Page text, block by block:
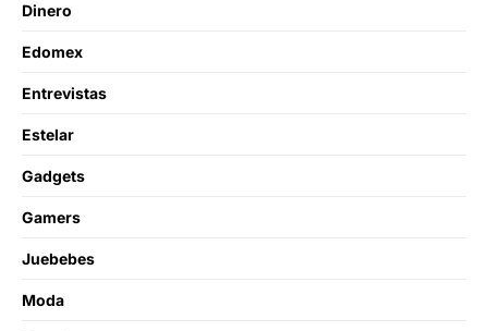
Dinero
Edomex
Entrevistas
Estelar
Gadgets
Gamers
Juebebes
Moda